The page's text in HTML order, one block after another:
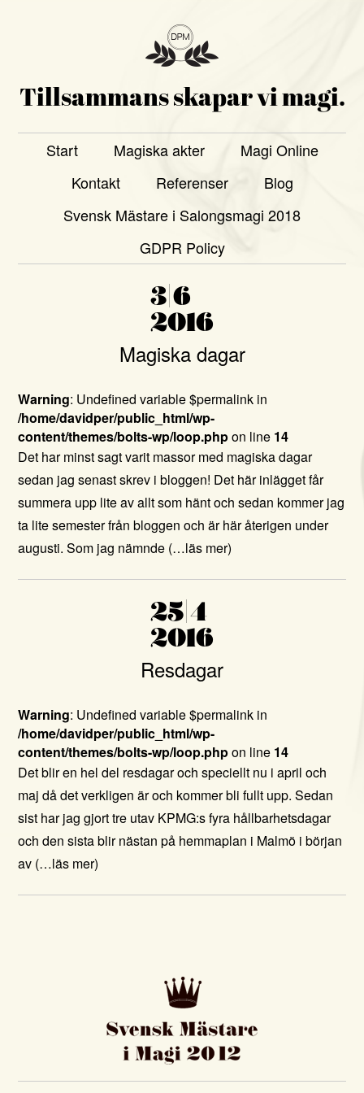
Tillsammans skapar vi magi.
Start Magiska akter
Magi Online
Kontakt
Referenser
Blog
Svensk Mästare i Salongsmagi 2018
GDPR Policy
3|6
2016
Magiska dagar
Warning: Undefined variable $permalink in
/home/davidper/public_html/wp-
content/themes/bolts-wp/loop.phpon line 14
Det har minst sagt varit massor med magiska dagar
sedan jag senast skrev i bloggen! Det här inlägget får
summera upp lite av allt som hänt och sedan kommer jag
ta lite semester från bloggen och är här återigen under
augusti. Som jag nämnde (…läs mer)
25|4
2016
Resdagar
Warning: Undefined variable $permalink in
/home/davidper/public_html/wp-
content/themes/bolts-wp/loop.phpon line 14
Det blir en hel del resdagar och speciellt nu i april och
maj då det verkligen är och kommer bli fullt upp. Sedan
sist har jag gjort tre utav KPMG:s fyra hållbarhetsdagar
och den sista blir nästan på hemmaplan i Malmö i början
av (…läs mer)